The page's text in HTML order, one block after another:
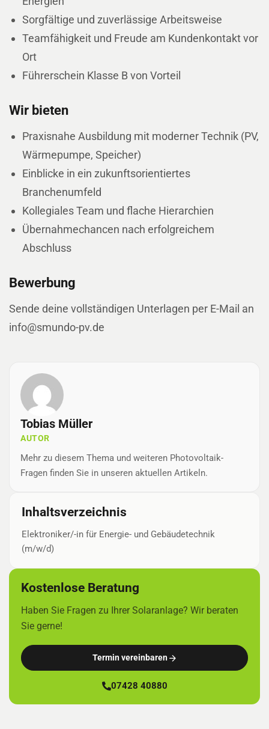
Sorgfältige und zuverlässige Arbeitsweise
Teamfähigkeit und Freude am Kundenkontakt vor
Ort
Führerschein Klasse B von Vorteil
Wir bieten
Praxisnahe Ausbildung mit moderner Technik (PV,
Wärmepumpe, Speicher)
Einblicke in ein zukunftsorientiertes
Branchenumfeld
Kollegiales Team und flache Hierarchien
Übernahmechancen nach erfolgreichem
Abschluss
Bewerbung
Sende deine vollständigen Unterlagen per E-Mail an
info@smundo-pv.de
Tobias Müller
AUTOR
Mehr zu diesem Thema und weiteren Photovoltaik-
Fragen finden Sie in unseren aktuellen Artikeln.
Inhaltsverzeichnis
Elektroniker/-in für Energie- und Gebäudetechnik
(m/w/d)
Kostenlose Beratung
Haben Sie Fragen zu Ihrer Solaranlage? Wir beraten
Sie gerne!
Termin vereinbaren
07428 40880